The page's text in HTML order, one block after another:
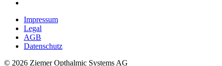
Impressum
Legal
AGB
Datenschutz
© 2026 Ziemer Opthalmic Systems AG